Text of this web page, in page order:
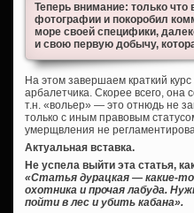
Теперь внимание: только
фотографии и покоробил
море своей специфики,
и свою первую добычу,
На этом завершаем краткий
арбалетчика. Скорее всего, она
т.н. «вольер» — это отнюдь не
только с иным правовым
умерщвления не
Актуальная вставка.
Не успела выйти эта статья,
«Статья дурацкая — какие-
охотника и прочая лабуда.
пойти в лес и убить кабана».